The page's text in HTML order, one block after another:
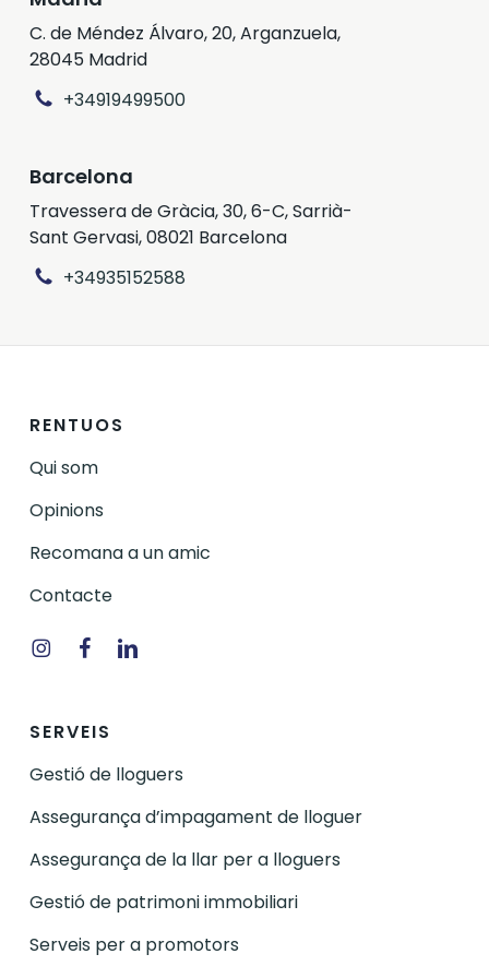
l’habitatge.
Lloguer Garantit al cap d’uns mesos.
C. de Méndez Álvaro, 20, Arganzuela,
28045 Madrid
+34919499500
Barcelona
Travessera de Gràcia, 30, 6-C, Sarrià-
Sant Gervasi, 08021 Barcelona
+34935152588
RENTUOS
Qui som
Opinions
Recomana a un amic
Contacte
Instagram
FacebookLinkedin
SERVEIS
Gestió de lloguers
Assegurança d’impagament de lloguer
Assegurança de la llar per a lloguers
Gestió de patrimoni immobiliari
Serveis per a promotors